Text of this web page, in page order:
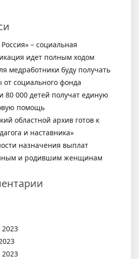
– социальная
идет полным ходом
медработники буду получать
от социального фонда
80 000 детей получат единую
помощь
областной архив готов к
и наставника»
назначения выплат
и родившим женщинам
2023